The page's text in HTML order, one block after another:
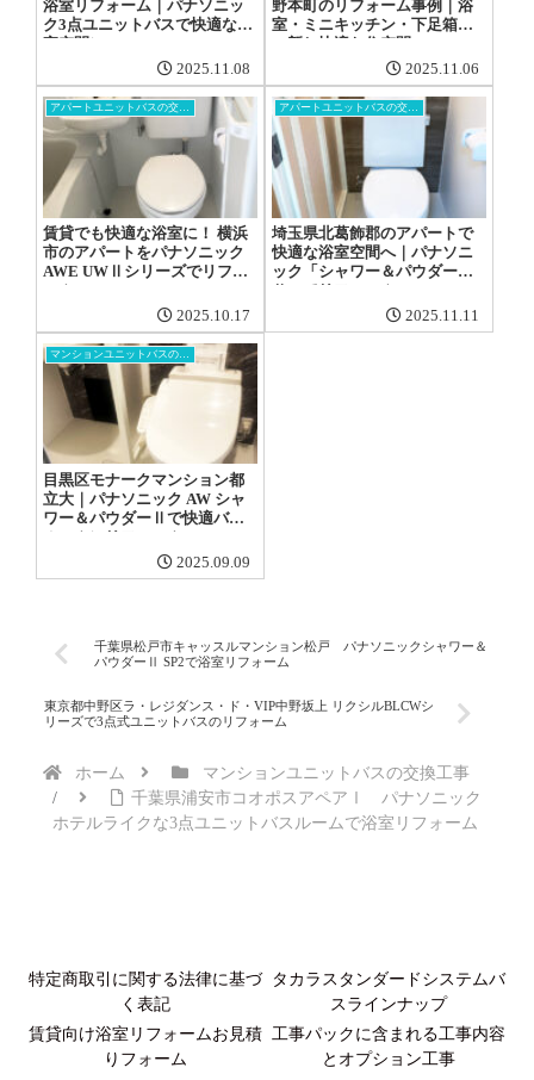
浴室リフォーム｜パナソニッ
ク3点ユニットバスで快適な浴
室空間に
2025.11.08
野本町のリフォーム事例｜浴
室・ミニキッチン・下足箱を
一新し快適な住空間へ
2025.11.06
アパートユニットバスの交換工事
賃貸でも快適な浴室に！ 横浜
市のアパートをパナソニック
AWE UWⅡシリーズでリフォ
ーム
2025.10.17
アパートユニットバスの交換工事
埼玉県北葛飾郡のアパートで
快適な浴室空間へ｜パナソニ
ック「シャワー＆パウダー
Ⅱ」でリフォーム
2025.11.11
マンションユニットバスの交換工事
目黒区モナークマンション都
立大｜パナソニック AW シャ
ワー＆パウダーⅡで快適バス
ルームにリフォーム
2025.09.09
千葉県松戸市キャッスルマンション松戸 パナソニックシャワー＆
パウダーⅡ SP2で浴室リフォーム
東京都中野区ラ・レジダンス・ド・VIP中野坂上 リクシルBLCWシ
リーズで3点式ユニットバスのリフォーム
ホーム
マンションユニットバスの交換工事
千葉県浦安市コオポスアペアⅠ パナソニック
ホテルライクな3点ユニットバスルームで浴室リフォーム
特定商取引に関する法律に基づ
く表記
タカラスタンダードシステムバ
スラインナップ
賃貸向け浴室リフォームお見積
りフォーム
工事パックに含まれる工事内容
とオプション工事